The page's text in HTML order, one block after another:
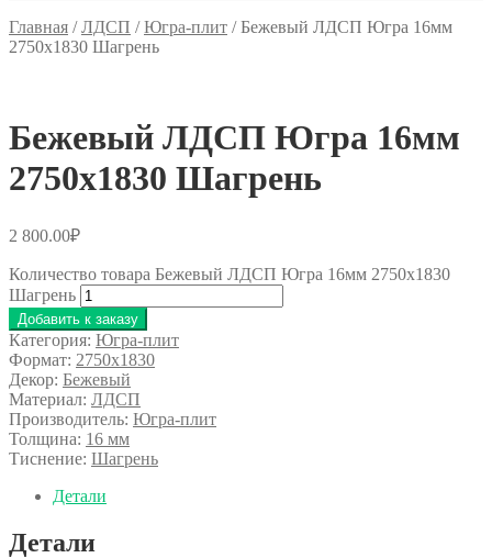
Главная /ЛДСП /Югра-плит /Бежевый ЛДСП Югра 16мм
2750х1830 Шагрень
Бежевый ЛДСП Югра 16мм
2750х1830 Шагрень
2 800.00₽
Количество товара Бежевый ЛДСП Югра 16мм 2750х1830
Шагрень
Добавить к заказу
Категория: Югра-плит
Формат: 2750x1830
Декор: Бежевый
Материал: ЛДСП
Производитель: Югра-плит
Толщина: 16 мм
Тиснение: Шагрень
Детали
Детали